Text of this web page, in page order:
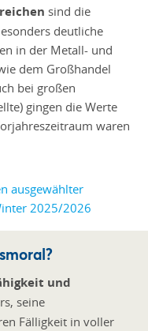
sind die
deutliche
in der Metall- und
dem Großhandel
bei großen
gingen die Werte
waren
und
seine
Fälligkeit in voller